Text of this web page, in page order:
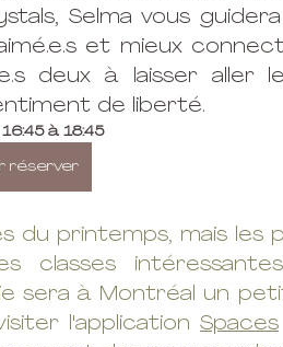
Selma vous
et mieux
deux à laisser aller
de liberté.
à 18:45
réserver
du printemps, mais les
classes
sera à Montréal un
l'application Spaces